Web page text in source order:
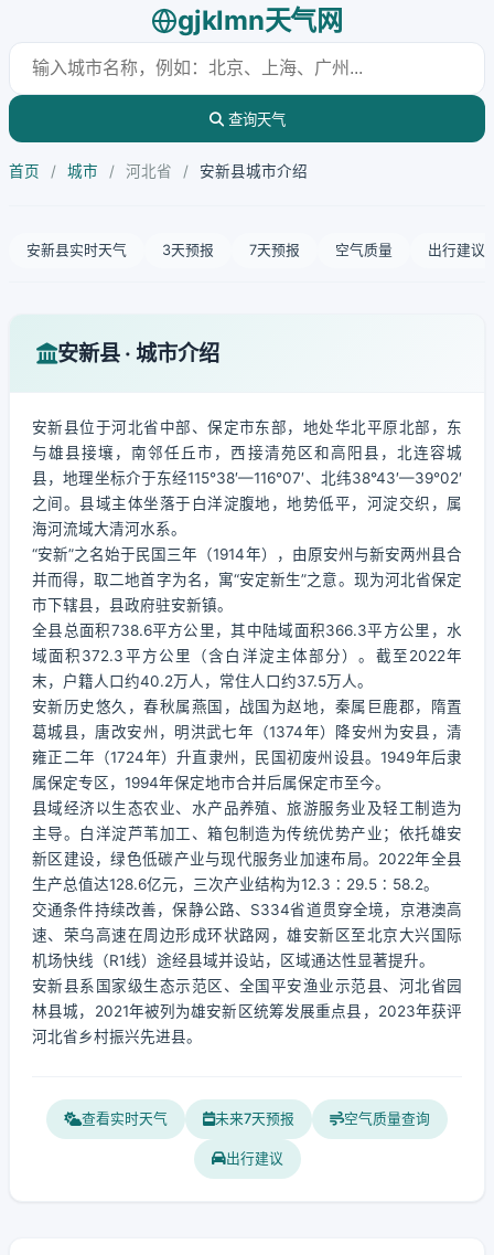
gjklmn天气网
查询天气
首页 / 城市 / 河北省 / 安新县城市介绍
安新县实时天气 3天预报 7天预报 空气质量 出行建议
安新县 · 城市介绍
安新县位于河北省中部、保定市东部，地处华北平原北部，东
与雄县接壤，南邻任丘市，西接清苑区和高阳县，北连容城
县，地理坐标介于东经115°38′—116°07′、北纬38°43′—39°02′
之间。县域主体坐落于白洋淀腹地，地势低平，河淀交织，属
海河流域大清河水系。
“安新”之名始于民国三年（1914年），由原安州与新安两州县合
并而得，取二地首字为名，寓“安定新生”之意。现为河北省保定
市下辖县，县政府驻安新镇。
全县总面积738.6平方公里，其中陆域面积366.3平方公里，水
域面积372.3平方公里（含白洋淀主体部分）。截至2022年
末，户籍人口约40.2万人，常住人口约37.5万人。
安新历史悠久，春秋属燕国，战国为赵地，秦属巨鹿郡，隋置
葛城县，唐改安州，明洪武七年（1374年）降安州为安县，清
雍正二年（1724年）升直隶州，民国初废州设县。1949年后隶
属保定专区，1994年保定地市合并后属保定市至今。
县域经济以生态农业、水产品养殖、旅游服务业及轻工制造为
主导。白洋淀芦苇加工、箱包制造为传统优势产业；依托雄安
新区建设，绿色低碳产业与现代服务业加速布局。2022年全县
生产总值达128.6亿元，三次产业结构为12.3∶29.5∶58.2。
交通条件持续改善，保静公路、S334省道贯穿全境，京港澳高
速、荣乌高速在周边形成环状路网，雄安新区至北京大兴国际
机场快线（R1线）途经县域并设站，区域通达性显著提升。
安新县系国家级生态示范区、全国平安渔业示范县、河北省园
林县城，2021年被列为雄安新区统筹发展重点县，2023年获评
河北省乡村振兴先进县。
查看实时天气 未来7天预报 空气质量查询
出行建议